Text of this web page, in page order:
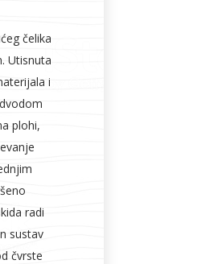
čelika
Utisnuta
i
plohi,
radi
sustav
čvrste